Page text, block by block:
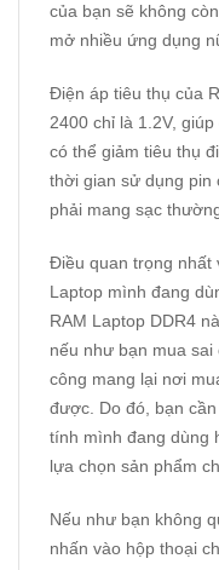
của bạn sẽ không
mở nhiều ứng dụng
Điện áp tiêu thụ của
2400 chỉ là 1.2V,
có thể giảm tiêu thụ
thời gian sử dụng pin
phải mang sạc
Điều quan trọng nhất
Laptop mình đang
RAM Laptop DDR4
nếu như bạn mua
công mang lại nơi
được. Do đó, bạn
tính mình đang dùng
lựa chọn sản phẩm
Nếu như bạn không
nhấn vào hộp thoại